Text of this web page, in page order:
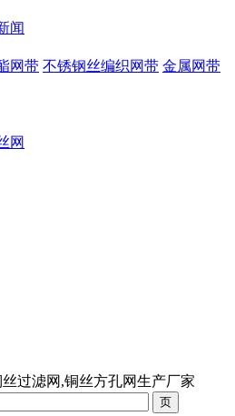
闻
网带 不锈钢丝编织网带 金属网带
网
过滤网,铜丝方孔网生产厂家